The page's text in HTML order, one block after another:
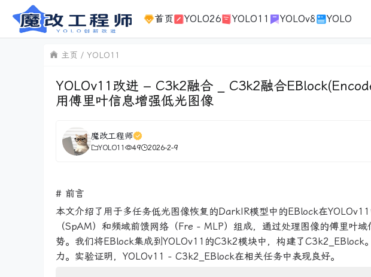
首页 YOLO26 YOLO11 YOLOv8 YOLO
主页 YOLO11
YOLOv11改进 – C3k2融合 _ C3k2融合
用傅里叶信息增强低光图像
魔改工程师
YOLO11 49 2026-2-9
# 前言
本文介绍了用于多任务低光图像恢复的DarkIR模型中的EBlock在
（SpAM）和频域前馈网络（Fre - MLP）组成，通过处理图像的傅里叶
势。我们将EBlock集成到YOLOv11的C3k2模块中，构建了C3k2_EBlock
力。实验证明，YOLOv11 - C3k2_EBlock在相关任务中表现良好。